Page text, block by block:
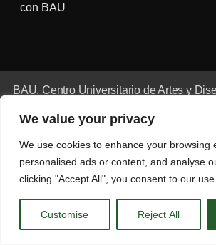
We value your privacy
We use cookies to enhance your browsing
personalised ads or content, and analyse
clicking "Accept All", you consent to our use
Customise Reject All
con BAU
BAU, Centro Universitario de Artes y
Aviso Legal
CA ES EN(IN)